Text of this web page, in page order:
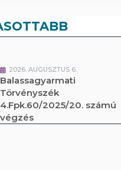
2026. AUGUSZTUS 6.
Balassagyarmati
Törvényszék
4.Fpk.60/2025/20. számú
végzés